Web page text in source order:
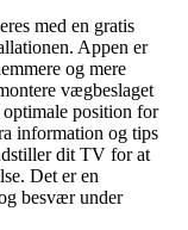
med en gratis
Appen er
og mere
vægbeslaget
position for
information og tips
dit TV for at
Det er en
besvær under